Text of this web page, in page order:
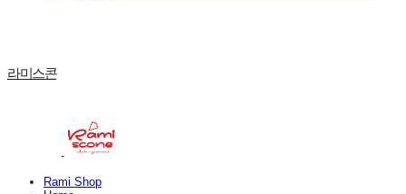
라미스콘
Rami Shop